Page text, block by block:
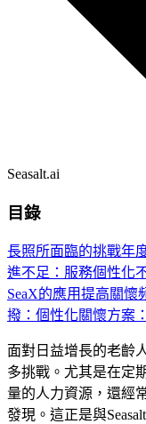
Seasalt.ai
目錄
長照所面臨的挑戰年
進不足： 服務個性化
SeaX的應用提高關懷
撥： 個性化關懷方案：
面對日益增長的老齡
多挑戰。尤其是在定
量的人力資源，還經
發現。這正是與